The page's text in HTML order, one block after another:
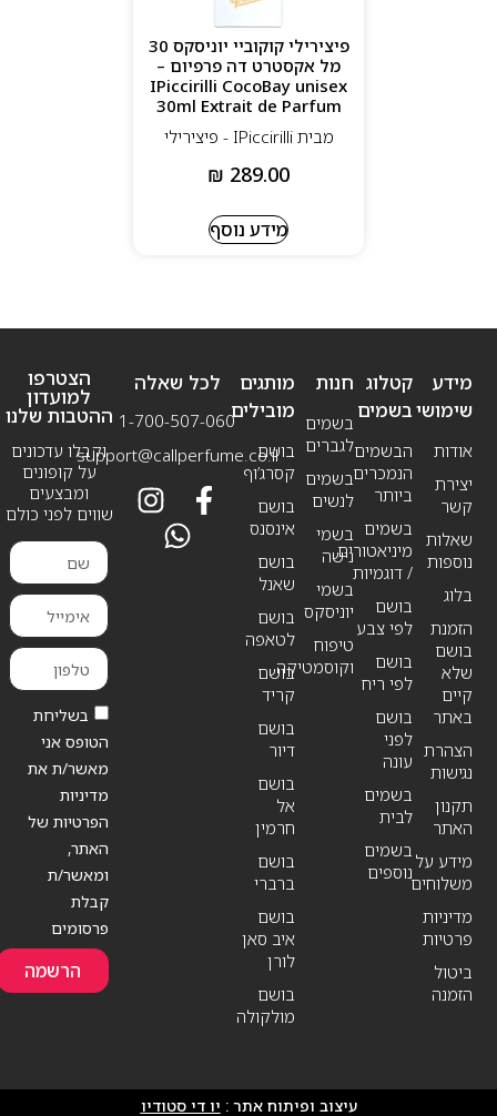
פיצירילי קוקוביי יוניסקס 30
מל אקסטרט דה פרפיום –
IPiccirilli CocoBay unisex
30ml Extrait de Parfum
מבית IPiccirilli - פיצירילי
₪ 289.00
מידע נוסף
מידע
שימושי
אודות
יצירת
קשר
שאלות
נוספות
בלוג
הזמנת
בושם
שלא
קיים
באתר
הצהרת
נגישות
תקנון
האתר
מידע על
משלוחים
מדיניות
פרטיות
ביטול
הזמנה
חנות
בשמים
לגברים
בשמים
לנשים
בשמי
נישה
בשמי
יוניסקס
טיפוח
וקוסמטיקה
קטלוג
בשמים
הבשמים
הנמכרים
ביותר
בשמים
מיניאטורים
/ דוגמיות
בושם
לפי צבע
בושם
לפי ריח
בושם
לפני
עונה
בשמים
לבית
בשמים
נוספים
מותגים
מובילים
בושם
קסרג’וף
בושם
אינסנס
בושם
שאנל
בושם
לטאפה
בושם
קריד
בושם
דיור
בושם
אל
חרמין
בושם
ברברי
בושם
איב סאן
לורן
בושם
מולקולה
לכל שאלה
1-700-507-060
support@callperfume.co.il
הצטרפו
למועדון
ההטבות שלנו
וקבלו עדכונים
על קופונים
ומבצעים
שווים לפני כולם
בשליחת
הטופס אני
מאשר/ת את
מדיניות
הפרטיות של
האתר,
ומאשר/ת
קבלת
פרסומים
הרשמה
עיצוב ופיתוח אתר : יו די סטודיו